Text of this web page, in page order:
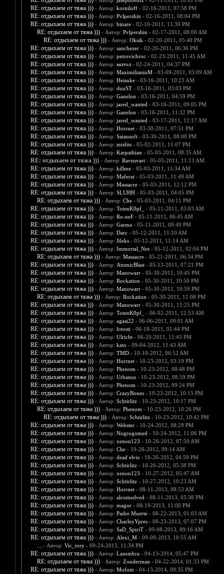
RE: отдыхаем от тяжа ))) - Автор: korniloff- 02-16-2011, 07:58 PM
RE: отдыхаем от тяжа ))) - Автор: Pvlpershin - 02-16-2011, 08:04 PM
RE: отдыхаем от тяжа ))) - Автор: binare- 02-16-2011, 11:30 PM
RE: отдыхаем от тяжа ))) - Автор: Pvlpershin - 02-17-2011, 08:00 AM
RE: отдыхаем от тяжа ))) - Автор: Oksik - 02-20-2011, 05:40 PM
RE: отдыхаем от тяжа ))) - Автор: sanchezer- 02-20-2011, 06:36 PM
RE: отдыхаем от тяжа ))) - Автор: petrovichroc- 02-23-2011, 11:45 AM
RE: отдыхаем от тяжа ))) - Автор: митол- 02-24-2011, 04:37 PM
RE: отдыхаем от тяжа ))) - Автор: MaximilianiuM- 03-09-2011, 03:09 AM
RE: отдыхаем от тяжа ))) - Автор: Heisuke- 03-16-2011, 10:23 AM
RE: отдыхаем от тяжа ))) - Автор: duuST- 03-16-2011, 03:03 PM
RE: отдыхаем от тяжа ))) - Автор: Ganelon - 03-16-2011, 04:59 PM
RE: отдыхаем от тяжа ))) - Автор: jared_wanted - 03-16-2011, 09:05 PM
RE: отдыхаем от тяжа ))) - Автор: Ganelon - 03-16-2011, 11:32 PM
RE: отдыхаем от тяжа ))) - Автор: jared_wanted - 03-17-2011, 12:17 AM
RE: отдыхаем от тяжа ))) - Автор: Horrnet- 03-30-2011, 07:51 PM
RE: отдыхаем от тяжа ))) - Автор: Satansoft- 03-30-2011, 08:08 PM
RE: отдыхаем от тяжа ))) - Автор: misfits- 05-02-2011, 11:07 PM
RE: отдыхаем от тяжа ))) - Автор: Karpathian - 05-03-2011, 08:35 AM
RE: отдыхаем от тяжа ))) - Автор: Ravnsvart- 05-03-2011, 11:13 AM
RE: отдыхаем от тяжа ))) - Автор: killme- 05-03-2011, 11:34 AM
RE: отдыхаем от тяжа ))) - Автор: Maferat- 05-03-2011, 11:49 AM
RE: отдыхаем от тяжа ))) - Автор: Massacre- 05-03-2011, 12:12 PM
RE: отдыхаем от тяжа ))) - Автор: SLUHH- 05-03-2011, 04:05 PM
RE: отдыхаем от тяжа ))) - Автор: Che- 05-03-2011, 04:11 PM
RE: отдыхаем от тяжа ))) - Автор: TotenK0pf_ - 05-11-2011, 03:03 AM
RE: отдыхаем от тяжа ))) - Автор: Ro-neF- 05-11-2011, 06:45 AM
RE: отдыхаем от тяжа ))) - Автор: Garma- 05-11-2011, 09:49 PM
RE: отдыхаем от тяжа ))) - Автор: Darc- 05-12-2011, 11:10 AM
RE: отдыхаем от тяжа ))) - Автор: Jileks- 05-12-2011, 11:14 AM
RE: отдыхаем от тяжа ))) - Автор: Immortal_Not- 05-12-2011, 02:04 PM
RE: отдыхаем от тяжа ))) - Автор: Massacre- 05-21-2011, 06:34 PM
RE: отдыхаем от тяжа ))) - Автор: AtomicBlast- 05-13-2011, 07:21 PM
RE: отдыхаем от тяжа ))) - Автор: Manowarr- 05-30-2011, 10:45 PM
RE: отдыхаем от тяжа ))) - Автор: Rockation - 05-30-2011, 10:50 PM
RE: отдыхаем от тяжа ))) - Автор: Manowarr- 05-30-2011, 10:59 PM
RE: отдыхаем от тяжа ))) - Автор: Rockation - 05-30-2011, 11:08 PM
RE: отдыхаем от тяжа ))) - Автор: Manowarr- 05-30-2011, 11:25 PM
RE: отдыхаем от тяжа ))) - Автор: TotenK0pf_ - 06-02-2011, 12:53 AM
RE: отдыхаем от тяжа ))) - Автор: agasi22 - 06-06-2011, 09:01 AM
RE: отдыхаем от тяжа ))) - Автор: lotosti - 06-18-2011, 01:44 PM
RE: отдыхаем от тяжа ))) - Автор: Ulricht- 06-20-2011, 11:43 PM
RE: отдыхаем от тяжа ))) - Автор: kato - 09-04-2012, 11:43 AM
RE: отдыхаем от тяжа ))) - Автор: TMD- 10-10-2012, 06:52 AM
RE: отдыхаем от тяжа ))) - Автор: Horrnet- 10-23-2012, 03:19 PM
RE: отдыхаем от тяжа ))) - Автор: Phenom - 10-23-2012, 08:48 PM
RE: отдыхаем от тяжа ))) - Автор: Urbanus- 10-23-2012, 08:59 PM
RE: отдыхаем от тяжа ))) - Автор: Phenom - 10-23-2012, 09:24 PM
RE: отдыхаем от тяжа ))) - Автор: CrazyBones- 10-23-2012, 10:15 PM
RE: отдыхаем от тяжа ))) - Автор: Schtirlitz- 10-23-2012, 10:17 PM
RE: отдыхаем от тяжа ))) - Автор: Phenom - 10-23-2012, 10:26 PM
RE: отдыхаем от тяжа ))) - Автор: Schtirlitz- 10-23-2012, 10:42 PM
RE: отдыхаем от тяжа ))) - Автор: Webster- 10-24-2012, 08:29 PM
RE: отдыхаем от тяжа ))) - Автор: Nogrogomed - 10-24-2012, 11:06 PM
RE: отдыхаем от тяжа ))) - Автор: xenon123 - 10-26-2012, 07:50 AM
RE: отдыхаем от тяжа ))) - Автор: Che- 10-26-2012, 09:14 AM
RE: отдыхаем от тяжа ))) - Автор: dead elvis- 10-26-2012, 04:59 PM
RE: отдыхаем от тяжа ))) - Автор: Schtirlitz- 10-26-2012, 05:38 PM
RE: отдыхаем от тяжа ))) - Автор: xenon123 - 10-27-2012, 05:47 AM
RE: отдыхаем от тяжа ))) - Автор: Schtirlitz- 10-27-2012, 10:23 AM
RE: отдыхаем от тяжа ))) - Автор: Horrnet- 08-11-2013, 08:53 AM
RE: отдыхаем от тяжа ))) - Автор: alcomedved - 08-11-2013, 05:38 PM
RE: отдыхаем от тяжа ))) - Автор: magor- 08-19-2013, 11:00 PM
RE: отдыхаем от тяжа ))) - Автор: Padre Muerte- 08-22-2013, 01:03 AM
RE: отдыхаем от тяжа ))) - Автор: CharleyYpres- 08-23-2013, 07:07 PM
RE: отдыхаем от тяжа ))) - Автор: SaD_SpiriT- 09-08-2013, 09:16 AM
RE: отдыхаем от тяжа ))) - Автор: Alexi_M- 09-09-2013, 10:55 AM
... - Автор: Vic_tory- 09-24-2013, 11:34 PM
RE: отдыхаем от тяжа ))) - Автор: Lasombra- 04-13-2014, 05:47 PM
RE: отдыхаем от тяжа ))) - Автор: Zonderman - 04-22-2014, 01:33 PM
RE: отдыхаем от тяжа ))) - Автор: Mofom - 04-13-2014, 09:35 PM